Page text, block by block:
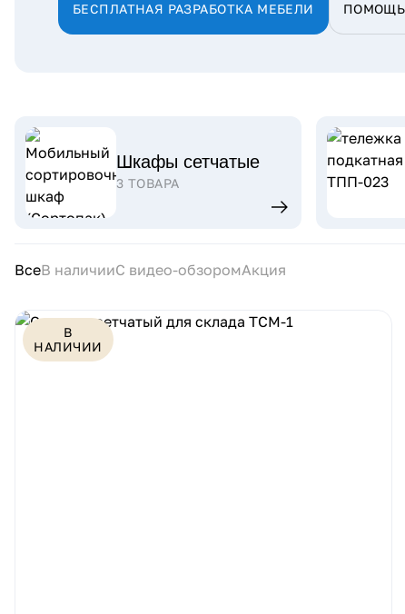
БЕСПЛАТНАЯ РАЗРАБОТКА МЕБЕЛИ ПОМОЩЬ
Шкафы сетчатые
3 ТОВАРА
ВсеВ наличииС видео-обзоромАкция
В
НАЛИЧИИ